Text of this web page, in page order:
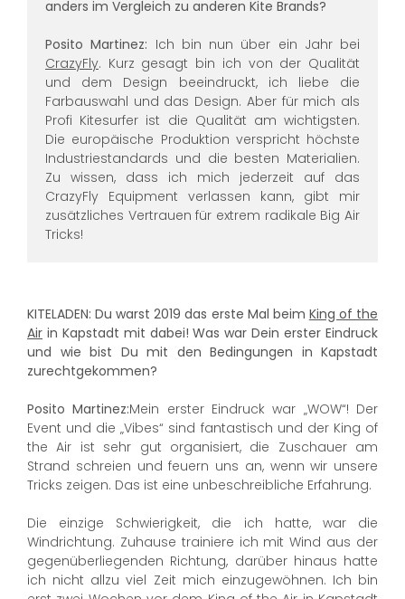
anders im Vergleich zu anderen Kite Brands?
Posito Martinez: Ich bin nun über ein Jahr bei
CrazyFly. Kurz gesagt bin ich von der Qualität
und dem Design beeindruckt, ich liebe die
Farbauswahl und das Design. Aber für mich als
Profi Kitesurfer ist die Qualität am wichtigsten.
Die europäische Produktion verspricht höchste
Industriestandards und die besten Materialien.
Zu wissen, dass ich mich jederzeit auf das
CrazyFly Equipment verlassen kann, gibt mir
zusätzliches Vertrauen für extrem radikale Big Air
Tricks!
KITELADEN: Du warst 2019 das erste Mal beim King of the
Air in Kapstadt mit dabei! Was war Dein erster Eindruck
und wie bist Du mit den Bedingungen in Kapstadt
zurechtgekommen?
Posito Martinez:Mein erster Eindruck war „WOW“! Der
Event und die „Vibes“ sind fantastisch und der King of
the Air ist sehr gut organisiert, die Zuschauer am
Strand schreien und feuern uns an, wenn wir unsere
Tricks zeigen. Das ist eine unbeschreibliche Erfahrung.
Die einzige Schwierigkeit, die ich hatte, war die
Windrichtung. Zuhause trainiere ich mit Wind aus der
gegenüberliegenden Richtung, darüber hinaus hatte
ich nicht allzu viel Zeit mich einzugewöhnen. Ich bin